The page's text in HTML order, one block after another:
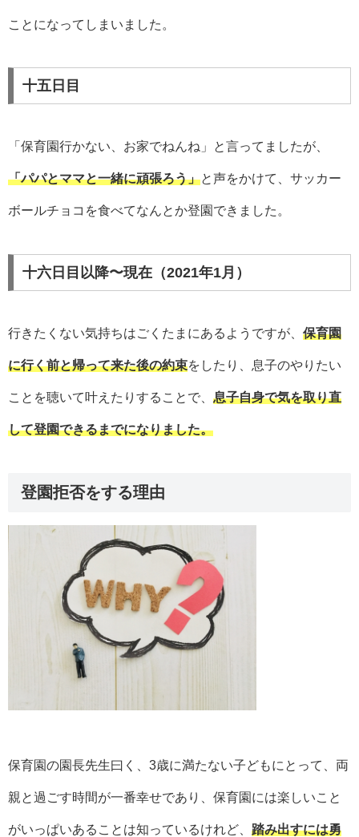
ことになってしまいました。
十五日目
「保育園行かない、お家でねんね」と言ってましたが、
「パパとママと一緒に頑張ろう」と声をかけて、サッカー
ボールチョコを食べてなんとか登園できました。
十六日目以降〜現在（2021年1月）
行きたくない気持ちはごくたまにあるようですが、 保育園
に行く前と帰って来た後の約束をしたり、息子のやりたい
ことを聴いて叶えたりすることで、 息子自身で気を取り直
して登園できるまでになりました。
登園拒否をする理由
保育園の園長先生曰く、3歳に満たない子どもにとって、両
親と過ごす時間が一番幸せであり、保育園には楽しいこと
がいっぱいあることは知っているけれど、 踏み出すには勇